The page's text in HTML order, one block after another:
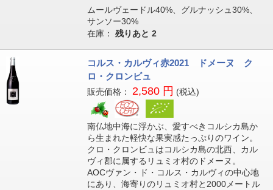
ムールヴェードル40%、グルナッシュ30%、
サンソー30%
在庫： 残りあと 2
コルス・カルヴィ赤2021 ドメーヌ ク
ロ・クロンビュ
販売価格： 2,580 円 (税込)
南仏地中海に浮かぶ、愛すべきコルシカ島か
ら生まれた軽快な果実感たっぷりのワイン。
クロ・クロンビュはコルシカ島の北西、カル
ヴィ郡に属するリュミオ村のドメーヌ。
AOCヴァン・ド・コルス・カルヴィの中心地
にあり、海寄りのリュミオ村と2000メートル